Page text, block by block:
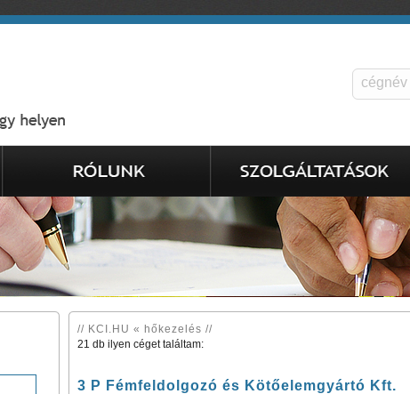
// KCI.HU « hőkezelés //
21 db ilyen céget találtam:
3 P Fémfeldolgozó és Kötőelemgyártó Kft.